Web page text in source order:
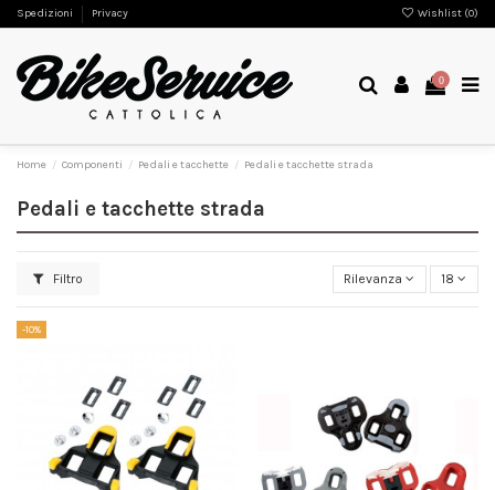
Spedizioni Privacy Wishlist (0)
0
Home Componenti Pedali e tacchette Pedali e tacchette strada
Pedali e tacchette strada
Filtro Rilevanza 18
-10%